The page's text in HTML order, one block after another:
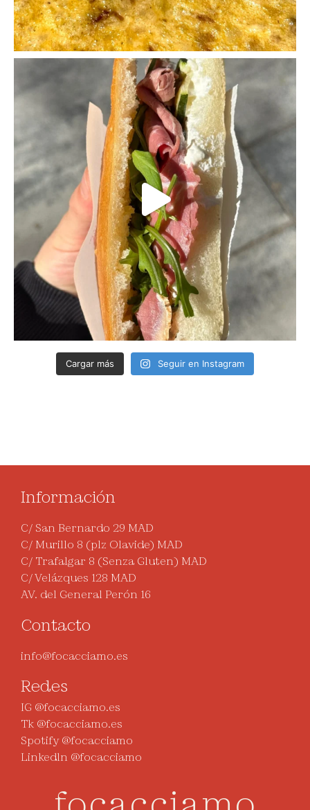
Cargar más Seguir en Instagram
Información
C/ San Bernardo 29 MAD
C/ Murillo 8 (plz Olavide) MAD
C/ Trafalgar 8 (Senza Gluten) MAD
C/ Velázques 128 MAD
AV. del General Perón 16
Contacto
info@focacciamo.es
Redes
IG @focacciamo.es
Tk @focacciamo.es
Spotify @focacciamo
Linkedln @focacciamo